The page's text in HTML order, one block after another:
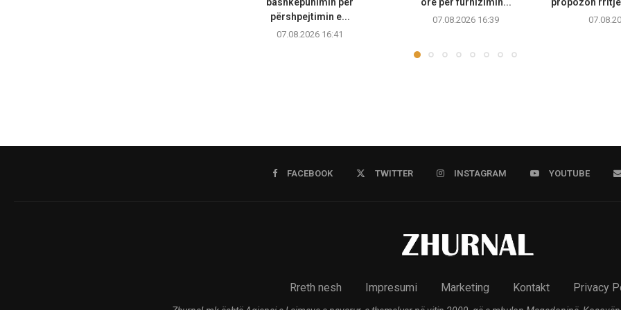
përshpejtimin e...
07.08.2026 16:41
07.08.2026 16:39
FACEBOOK TWITTER INSTAGRAM YOUTUBE
Rreth nesh Impresumi Marketing Kontakt Privacy